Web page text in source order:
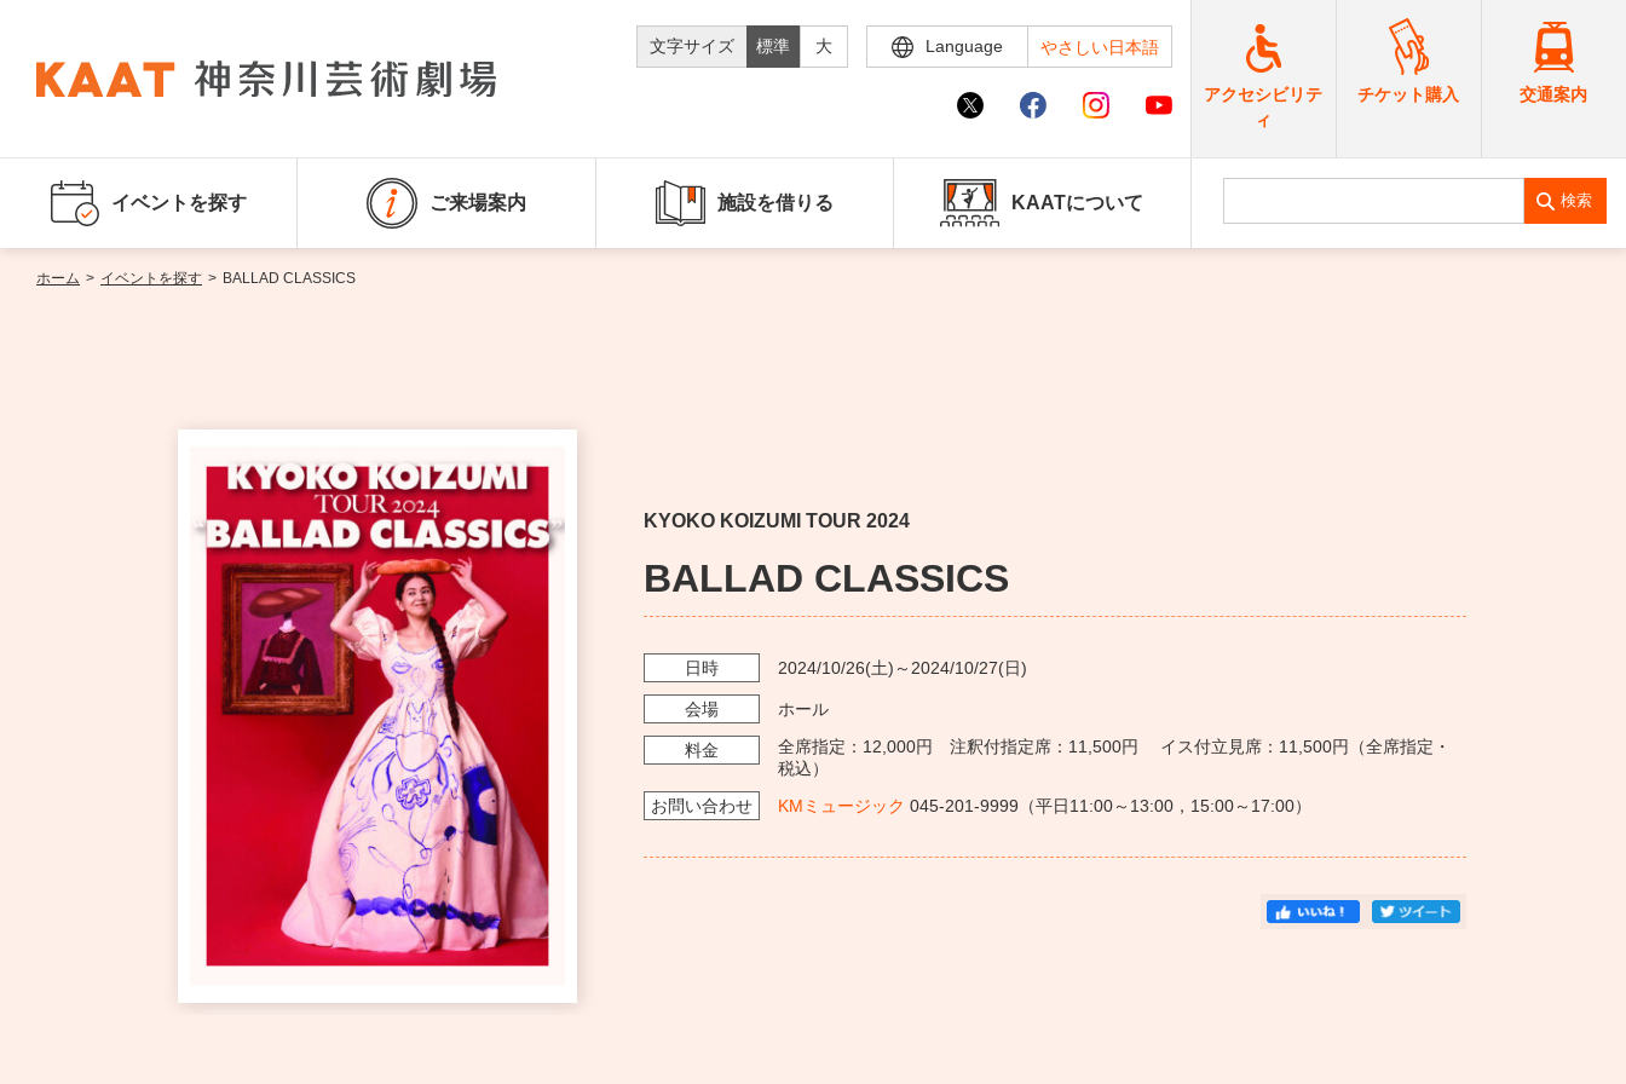
文字サイズ 標準 大 Language やさしい日本語
アクセシビリテ
ィ
チケット購入 交通案内
イベントを探す ご来場案内 施設を借りる KAATについて 検索
ホーム > イベントを探す > BALLAD CLASSICS
KYOKO KOIZUMI TOUR 2024
BALLAD CLASSICS
日時 2024/10/26(土)～ 2024/10/27(日)
会場 ホール
料金
全席指定：12,000円 注釈付指定席：11,500円 イス付立見席：11,500円（全席指定・
税込）
お問い合わせ KMミュージック 045-201-9999（平日11:00～13:00，15:00～17:00）